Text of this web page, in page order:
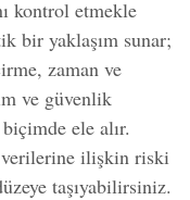
kontrol etmekle
bir yaklaşım sunar;
zaman ve
ve güvenlik
ele alır.
verilerine ilişkin riski
taşıyabilirsiniz.